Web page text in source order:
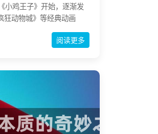
小鸡王子》开始，逐渐发
狂动物城》等经典动画
阅读更多